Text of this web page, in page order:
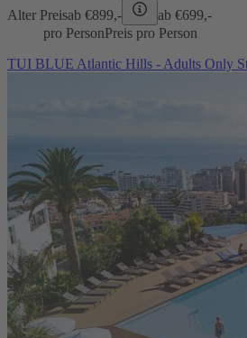
Alter Preisab €899,- ab €699,-
pro PersonPreis pro Person
TUI BLUE Atlantic Hills - Adults Only